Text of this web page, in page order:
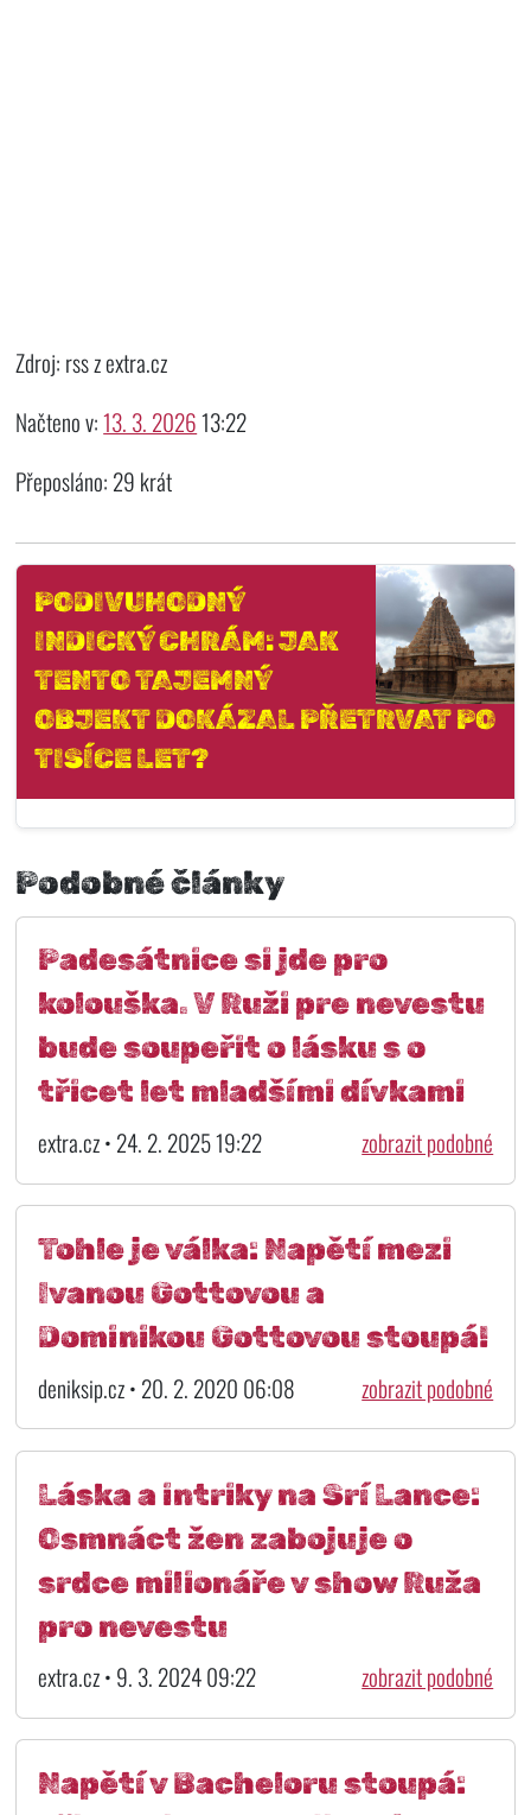
Zdroj: rss z extra.cz
Načteno v:13. 3. 202613:22
Přeposláno: 29 krát
PODIVUHODNÝ
INDICKÝ CHRÁM: JAK
TENTO TAJEMNÝ
OBJEKT DOKÁZAL PŘETRVAT PO
TISÍCE LET?
Podobné články
Padesátnice si jde pro
kolouška. V Ruži pre nevestu
bude soupeřit o lásku s o
třicet let mladšími dívkami
extra.cz • 24. 2. 2025 19:22 zobrazit podobné
Tohle je válka: Napětí mezi
Ivanou Gottovou a
Dominikou Gottovou stoupá!
deniksip.cz • 20. 2. 2020 06:08 zobrazit podobné
Láska a intriky na Srí Lance:
Osmnáct žen zabojuje o
srdce milionáře v show Ruža
pro nevestu
extra.cz • 9. 3. 2024 09:22 zobrazit podobné
Napětí v Bacheloru stoupá: